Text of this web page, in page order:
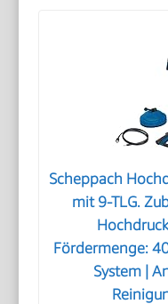
Scheppach
mit 9-TLG.
Fördermenge:
System |